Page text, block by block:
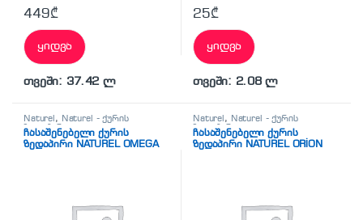
449₾
ყიდვა
თვეში: 37.42 ლ
25₾
ყიდვა
თვეში: 2.08 ლ
Naturel , Naturel - ქურის
ზედაპირი
ჩასაშენებელი ქურის
ზედაპირი NATUREL OMEGA
Naturel , Naturel - ქურის
ზედაპირი
ჩასაშენებელი ქურის
ზედაპირი NATUREL ORİON